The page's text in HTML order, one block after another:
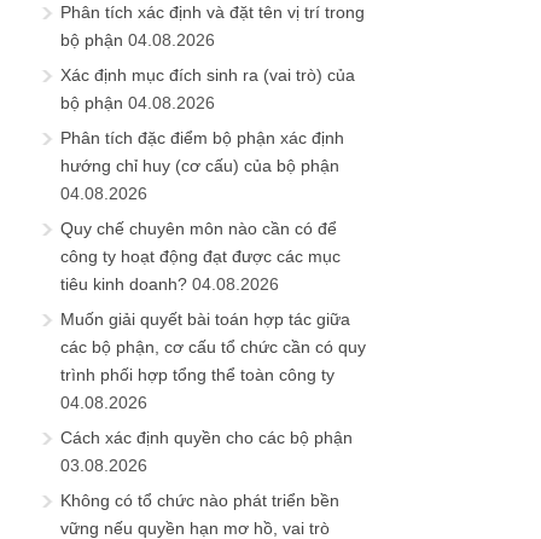
Phân tích xác định và đặt tên vị trí trong
bộ phận 04.08.2026
Xác định mục đích sinh ra (vai trò) của
bộ phận 04.08.2026
Phân tích đặc điểm bộ phận xác định
hướng chỉ huy (cơ cấu) của bộ phận
04.08.2026
Quy chế chuyên môn nào cần có để
công ty hoạt động đạt được các mục
tiêu kinh doanh? 04.08.2026
Muốn giải quyết bài toán hợp tác giữa
các bộ phận, cơ cấu tổ chức cần có quy
trình phối hợp tổng thể toàn công ty
04.08.2026
Cách xác định quyền cho các bộ phận
03.08.2026
Không có tổ chức nào phát triển bền
vững nếu quyền hạn mơ hồ, vai trò